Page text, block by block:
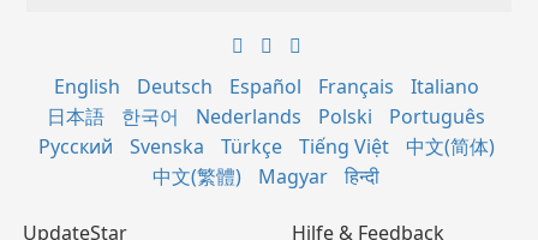
English Deutsch Español Français
Italiano
日本語
한국어 Nederlands Polski
Português
Русский
Svenska Türkçe Tiếng Việt
中文(简体)
中文(繁體)
Magyar हिन्दी
UpdateStar Hilfe & Feedback